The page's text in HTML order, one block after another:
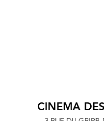
CINEMA